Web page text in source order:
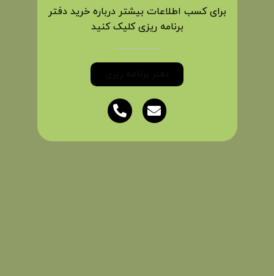
برای کسب اطلاعات بیشتر درباره خرید دفتر
برنامه ریزی کلیک کنید